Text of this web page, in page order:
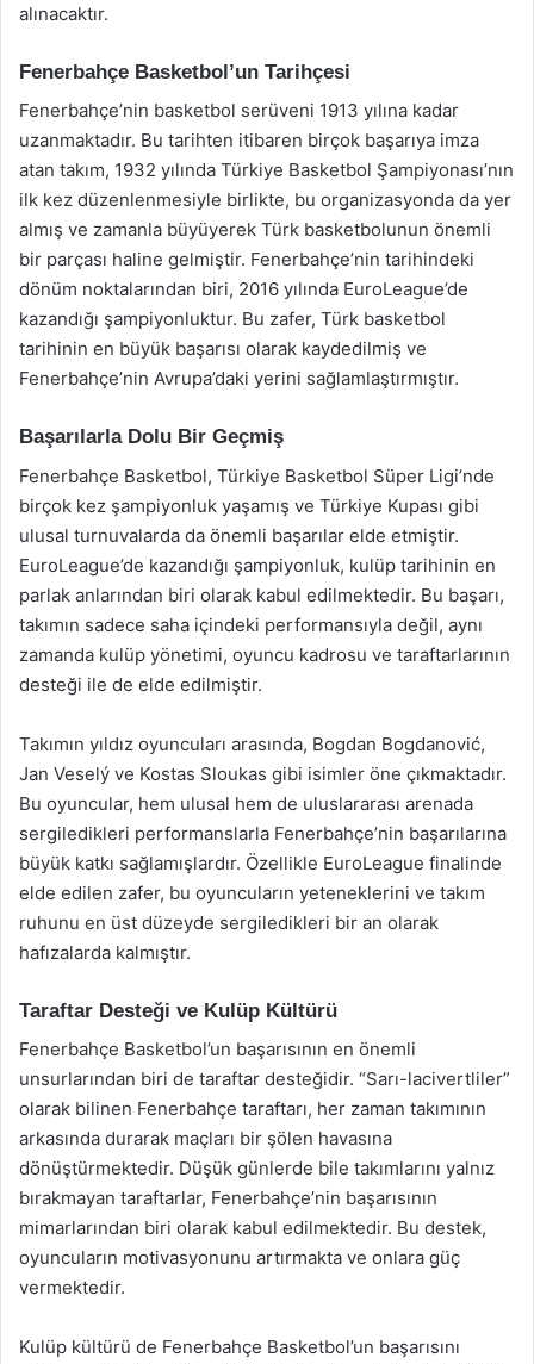
alınacaktır.
Fenerbahçe Basketbol’un Tarihçesi
Fenerbahçe’nin basketbol serüveni 1913 yılına kadar
uzanmaktadır. Bu tarihten itibaren birçok başarıya imza
atan takım, 1932 yılında Türkiye Basketbol Şampiyonası’nın
ilk kez düzenlenmesiyle birlikte, bu organizasyonda da yer
almış ve zamanla büyüyerek Türk basketbolunun önemli
bir parçası haline gelmiştir. Fenerbahçe’nin tarihindeki
dönüm noktalarından biri, 2016 yılında EuroLeague’de
kazandığı şampiyonluktur. Bu zafer, Türk basketbol
tarihinin en büyük başarısı olarak kaydedilmiş ve
Fenerbahçe’nin Avrupa’daki yerini sağlamlaştırmıştır.
Başarılarla Dolu Bir Geçmiş
Fenerbahçe Basketbol, Türkiye Basketbol Süper Ligi’nde
birçok kez şampiyonluk yaşamış ve Türkiye Kupası gibi
ulusal turnuvalarda da önemli başarılar elde etmiştir.
EuroLeague’de kazandığı şampiyonluk, kulüp tarihinin en
parlak anlarından biri olarak kabul edilmektedir. Bu başarı,
takımın sadece saha içindeki performansıyla değil, aynı
zamanda kulüp yönetimi, oyuncu kadrosu ve taraftarlarının
desteği ile de elde edilmiştir.
Takımın yıldız oyuncuları arasında, Bogdan Bogdanović,
Jan Veselý ve Kostas Sloukas gibi isimler öne çıkmaktadır.
Bu oyuncular, hem ulusal hem de uluslararası arenada
sergiledikleri performanslarla Fenerbahçe’nin başarılarına
büyük katkı sağlamışlardır. Özellikle EuroLeague finalinde
elde edilen zafer, bu oyuncuların yeteneklerini ve takım
ruhunu en üst düzeyde sergiledikleri bir an olarak
hafızalarda kalmıştır.
Taraftar Desteği ve Kulüp Kültürü
Fenerbahçe Basketbol’un başarısının en önemli
unsurlarından biri de taraftar desteğidir. “Sarı-lacivertliler”
olarak bilinen Fenerbahçe taraftarı, her zaman takımının
arkasında durarak maçları bir şölen havasına
dönüştürmektedir. Düşük günlerde bile takımlarını yalnız
bırakmayan taraftarlar, Fenerbahçe’nin başarısının
mimarlarından biri olarak kabul edilmektedir. Bu destek,
oyuncuların motivasyonunu artırmakta ve onlara güç
vermektedir.
Kulüp kültürü de Fenerbahçe Basketbol’un başarısını